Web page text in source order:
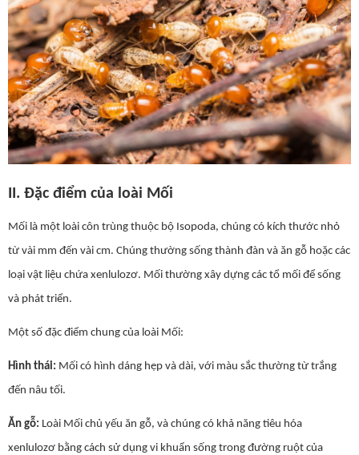
II. Đặc điểm của loài Mối
Mối là một loài côn trùng thuộc bộ Isopoda, chúng có kích thước nhỏ
từ vài mm đến vài cm. Chúng thường sống thành đàn và ăn gỗ hoặc các
loại vật liệu chứa xenlulozơ. Mối thường xây dựng các tổ mối để sống
và phát triển.
Một số đặc điểm chung của loài Mối:
Hình thái: Mối có hình dáng hẹp và dài, với màu sắc thường từ trắng
đến nâu tối.
Ăn gỗ: Loài Mối chủ yếu ăn gỗ, và chúng có khả năng tiêu hóa
xenlulozơ bằng cách sử dụng vi khuẩn sống trong đường ruột của